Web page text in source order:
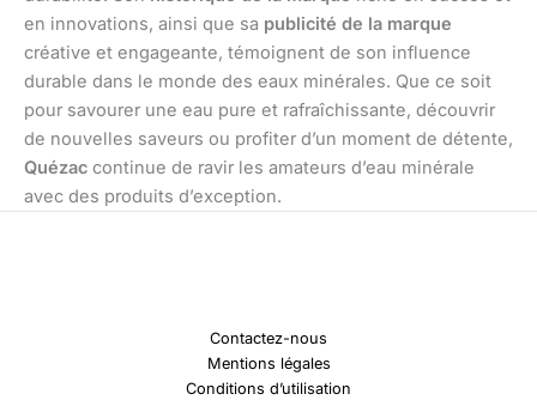
en innovations, ainsi que sa publicité de la marque
créative et engageante, témoignent de son influence
durable dans le monde des eaux minérales. Que ce soit
pour savourer une eau pure et rafraîchissante, découvrir
de nouvelles saveurs ou profiter d’un moment de détente,
Quézac continue de ravir les amateurs d’eau minérale
avec des produits d’exception.
Contactez-nous
Mentions légales
Conditions d’utilisation